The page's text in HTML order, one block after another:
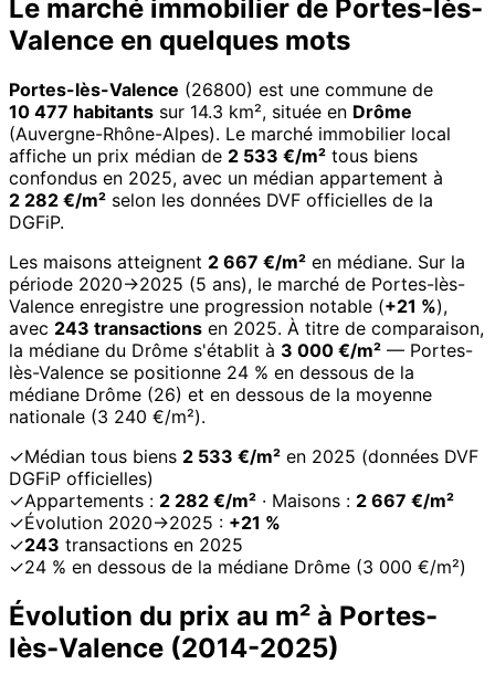
Le marché immobilier de Portes-lès-
Valence en quelques mots
Portes-lès-Valence (26800) est une commune de
10 477 habitants sur 14.3 km², située en Drôme
(Auvergne-Rhône-Alpes). Le marché immobilier local
affiche un prix médian de 2 533 €/m² tous biens
confondus en 2025, avec un médian appartement à
2 282 €/m² selon les données DVF officielles de la
DGFiP.
Les maisons atteignent 2 667 €/m² en médiane. Sur la
période 2020→2025 (5 ans), le marché de Portes-lès-
Valence enregistre une progression notable (+21 %),
avec 243 transactions en 2025. À titre de comparaison,
la médiane du Drôme s'établit à 3 000 €/m² — Portes-
lès-Valence se positionne 24 % en dessous de la
médiane Drôme (26) et en dessous de la moyenne
nationale (3 240 €/m²).
✓Médian tous biens 2 533 €/m² en 2025 (données DVF
DGFiP officielles)
✓Appartements : 2 282 €/m² · Maisons : 2 667 €/m²
✓Évolution 2020→2025 : +21 %
✓243 transactions en 2025
✓24 % en dessous de la médiane Drôme (3 000 €/m²)
Évolution du prix au m² à Portes-
lès-Valence (2014-2025)